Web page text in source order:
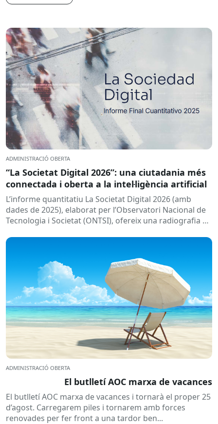
ADMINISTRACIÓ OBERTA
“La Societat Digital 2026”: una ciutadania més
connectada i oberta a la intel·ligència artificial
L’informe quantitatiu La Societat Digital 2026 (amb
dades de 2025), elaborat per l’Observatori Nacional de
Tecnologia i Societat (ONTSI), ofereix una radiografia de
ADMINISTRACIÓ OBERTA
El butlletí AOC marxa de vacances
El butlletí AOC marxa de vacances i tornarà el proper 25
d’agost. Carregarem piles i tornarem amb forces
renovades per fer front a una tardor ben...